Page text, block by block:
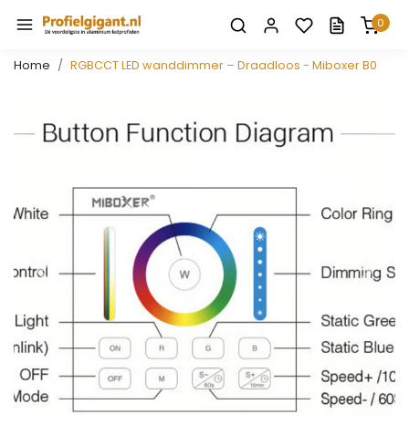
0
Home RGBCCT LED wanddimmer – Draadloos - Miboxer B0
Vorige